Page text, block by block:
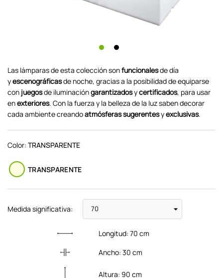
Las lámparas de esta colección sonfuncionalesde día
yescenográficasde noche, gracias a la posibilidad de equiparse
con juegosde iluminacióngarantizadosycertificados, para usar
enexteriores. Con la fuerza y la belleza de la luz saben decorar
cada ambiente creandoatmósferas sugerentesyexclusivas.
Color: TRANSPARENTE
TRANSPARENTE
Medida significativa:
Longitud:70 cm
Ancho:30 cm
Altura: 90 cm